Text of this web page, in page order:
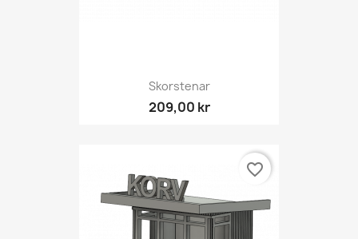
Skorstenar
209,00 kr
favorite_border